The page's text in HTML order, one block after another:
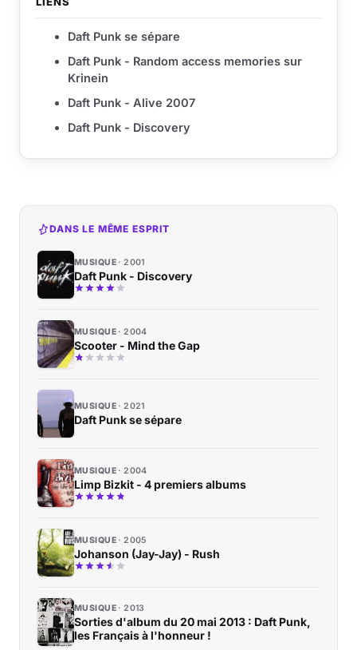
Daft Punk se sépare
Daft Punk - Random access memories sur
Krinein
Daft Punk - Alive 2007
Daft Punk - Discovery
DANS LE MÊME ESPRIT
MUSIQUE 2001
Daft Punk - Discovery
MUSIQUE 2004
Scooter - Mind the Gap
MUSIQUE 2021
Daft Punk se sépare
MUSIQUE 2004
Limp Bizkit - 4 premiers albums
MUSIQUE 2005
Johanson (Jay-Jay) - Rush
MUSIQUE 2013
Sorties d'album du 20 mai 2013 : Daft Punk,
les Français à l'honneur !